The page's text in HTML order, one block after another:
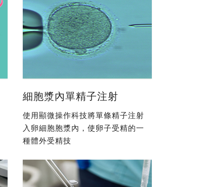
細胞漿內單精子注射
使用顯微操作科技將單條精子注射
入卵細胞胞漿內，使卵子受精的一
種體外受精技